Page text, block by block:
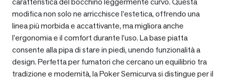
modifica non solo ne arricchisce l’estetica, offrendo una
linea più morbida e accattivante, ma migliora anche
l’ergonomia e il comfort durante l’uso. La base piatta
consente alla pipa di stare in piedi, unendo funzionalità a
design. Perfetta per fumatori che cercano un equilibrio tra
tradizione e modernità, la Poker Semicurva si distingue per il